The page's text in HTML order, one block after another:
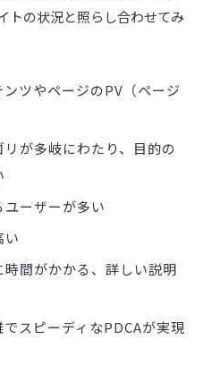
トの状況と照らし合わせてみ
ツやページのPV（ページ
が多岐にわたり、目的の
ーザーが多い
い
間がかかる、詳しい説明
スピーディなPDCAが実現